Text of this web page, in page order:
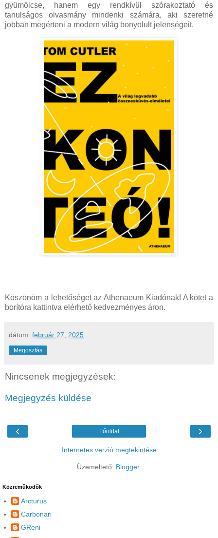
gyümölcse, hanem egy rendkívül szórakoztató és
tanulságos olvasmány mindenki számára, aki szeretné
jobban megérteni a modern világ bonyolult jelenségeit.
Köszönöm a lehetőséget az Athenaeum Kiadónak! A kötet a
borítóra kattintva elérhető kedvezményes áron.
dátum: február 27, 2025
Megosztás
Nincsenek megjegyzések:
Megjegyzés küldése
‹ ›
Főoldal
Internetes verzió megtekintése
Üzemeltető: Blogger.
Közreműködők
Arcturus
Carbonari
GReni